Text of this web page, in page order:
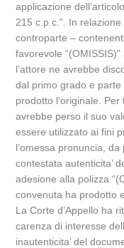
applicazione
215 c.p.c.”. In
controparte –
favorevole
l’attore ne avrebbe
dal primo grado e
prodotto l’originale.
avrebbe perso il suo
essere utilizzato ai fini
l’omessa pronuncia,
contestata autenticita’
adesione alla polizza
convenuta ha prodotto
La Corte d’Appello ha
carenza di interesse
inautenticita’ del